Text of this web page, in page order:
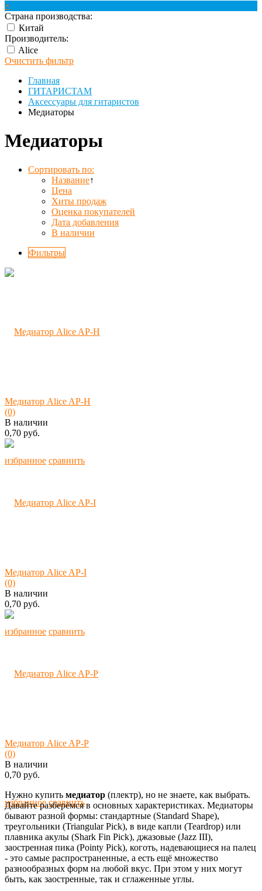
×
Страна производства:
Китай
Производитель:
Alice
Очистить фильтр
Главная
ГИТАРИСТАМ
Аксессуары для гитаристов
Медиаторы
Медиаторы
Сортировать по:
Название↑
Цена
Хиты продаж
Оценка покупателей
Дата добавления
В наличии
Фильтры
избранное сравнить
Медиатор Alice AP-H
(0)
В наличии
0,70 руб.
избранное сравнить
Медиатор Alice AP-I
(0)
В наличии
0,70 руб.
избранное сравнить
Медиатор Alice AP-P
(0)
В наличии
0,70 руб.
Нужно купить медиатор (плектр), но не знаете, как выбрать.
Давайте разберёмся в основных характеристиках. Медиаторы
бывают разной формы: стандартные (Standard Shape),
треугольники (Triangular Pick), в виде капли (Teardrop) или
плавника акулы (Shark Fin Pick), джазовые (Jazz III),
заостренная пика (Pointy Pick), коготь, надевающиеся на палец
- это самые распространенные, а есть ещё множество
разнообразных форм на любой вкус. При этом у них могут
быть, как заостренные, так и сглаженные углы.